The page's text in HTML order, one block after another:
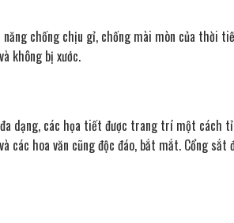
chống chịu gỉ, chống mài mòn của thời
không bị xước.
dạng, các họa tiết được trang trí một cách
hoa văn cũng độc đáo, bắt mắt. Cổng sắt